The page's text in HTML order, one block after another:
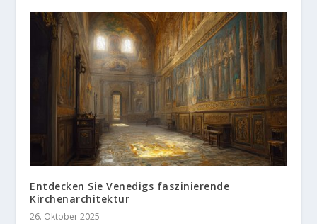
Entdecken Sie Venedigs faszinierende
Kirchenarchitektur
26. Oktober 2025